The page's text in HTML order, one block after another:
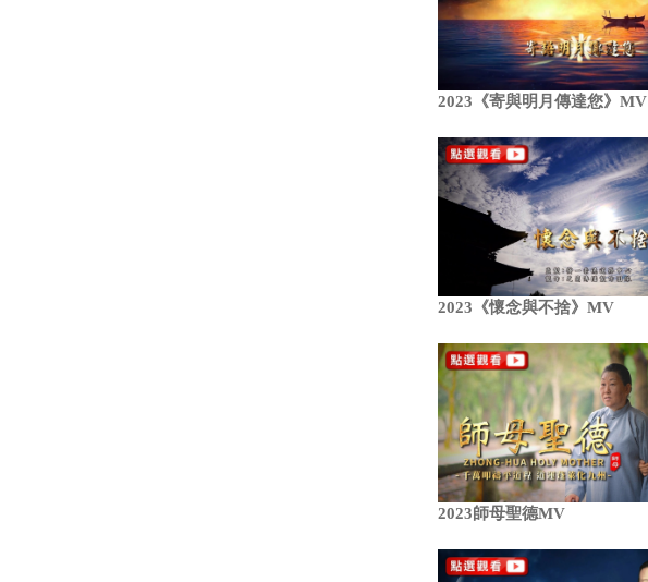
2023《寄與明月傳達您》MV
2023《懷念與不捨》MV
2023師母聖德MV